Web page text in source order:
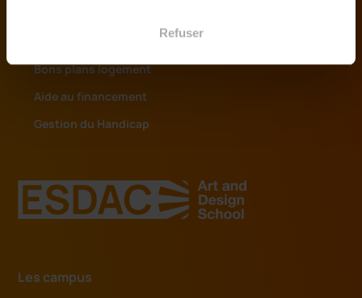
Refuser
Bons plans logement
Aide au financement
Gestion du Handicap
Les campus